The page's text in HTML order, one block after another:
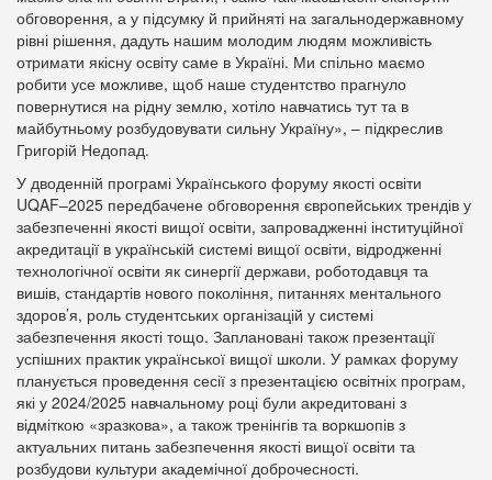
обговорення, а у підсумку й прийняті на загальнодержавному
рівні рішення, дадуть нашим молодим людям можливість
отримати якісну освіту саме в Україні. Ми спільно маємо
робити усе можливе, щоб наше студентство прагнуло
повернутися на рідну землю, хотіло навчатись тут та в
майбутньому розбудовувати сильну Україну», – підкреслив
Григорій Недопад.
У дводенній програмі Українського форуму якості освіти
UQAF–2025 передбачене обговорення європейських трендів у
забезпеченні якості вищої освіти, запровадженні інституційної
акредитації в українській системі вищої освіти, відродженні
технологічної освіти як синергії держави, роботодавця та
вишів, стандартів нового покоління, питаннях ментального
здоров’я, роль студентських організацій у системі
забезпечення якості тощо. Заплановані також презентації
успішних практик української вищої школи. У рамках форуму
планується проведення сесії з презентацією освітніх програм,
які у 2024/2025 навчальному році були акредитовані з
відміткою «зразкова», а також тренінгів та воркшопів з
актуальних питань забезпечення якості вищої освіти та
розбудови культури академічної доброчесності.